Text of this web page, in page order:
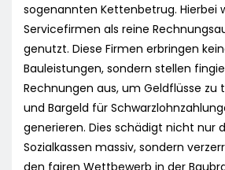
sogenannten Kettenbetrug. Hierbei
Servicefirmen als reine
genutzt. Diese Firmen erbringen
Bauleistungen, sondern stellen
Rechnungen aus, um Geldflüsse zu
und Bargeld für
generieren. Dies schädigt nicht nur
Sozialkassen massiv, sondern